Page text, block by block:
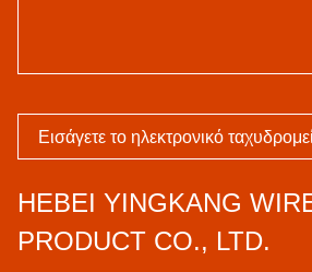
HEBEI YINGKANG
PRODUCT CO., LTD.